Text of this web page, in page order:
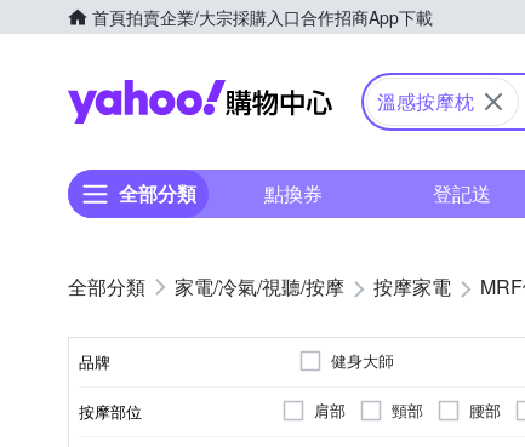
首頁拍賣企業/大宗採購入口合作招商App下載
Yahoo購物中心
溫感按摩枕
全部分類 點換券 登記送
家電/冷氣/視聽/按摩 按摩家電
品牌 健身大師
按摩部位 肩部 頸部 腰部